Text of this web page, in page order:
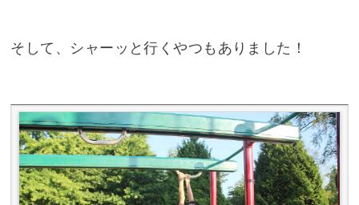
そして、シャーッと行くやつもありました！